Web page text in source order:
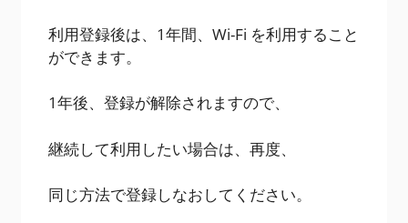
利用登録後は、1年間、Wi-Fi を利用すること
ができます。
1年後、登録が解除されますので、
継続して利用したい場合は、再度、
同じ方法で登録しなおしてください。